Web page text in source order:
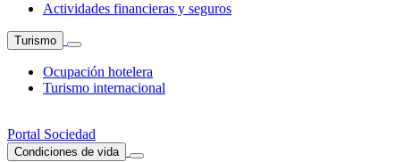
Actividades financieras y seguros
Turismo
Ocupación hotelera
Turismo internacional
Portal Sociedad
Condiciones de vida